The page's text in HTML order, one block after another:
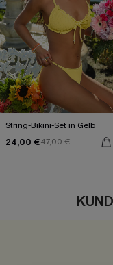
String-Bikini-Set in Gelb
24,00 €47,00 €